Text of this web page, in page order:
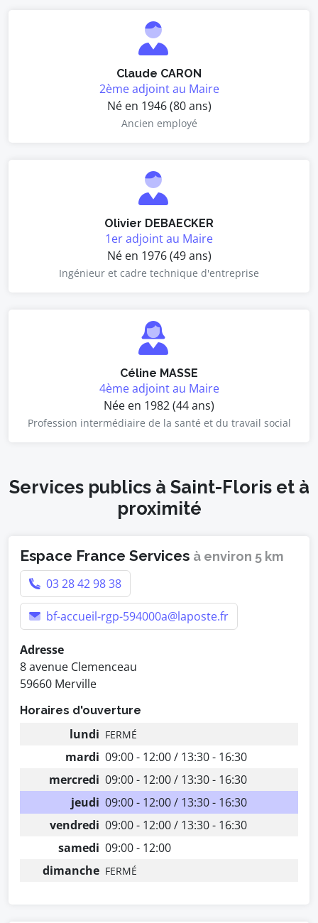
Claude CARON
2ème adjoint au Maire
Né en 1946 (80 ans)
Ancien employé
Olivier DEBAECKER
1er adjoint au Maire
Né en 1976 (49 ans)
Ingénieur et cadre technique d'entreprise
Céline MASSE
4ème adjoint au Maire
Née en 1982 (44 ans)
Profession intermédiaire de la santé et du travail social
Services publics à Saint-Floris et à
proximité
Espace France Services à environ 5 km
03 28 42 98 38
bf-accueil-rgp-594000a@laposte.fr
Adresse
8 avenue Clemenceau
59660 Merville
Horaires d'ouverture
lundi FERMÉ
mardi 09:00 - 12:00 / 13:30 - 16:30
mercredi 09:00 - 12:00 / 13:30 - 16:30
jeudi 09:00 - 12:00 / 13:30 - 16:30
vendredi 09:00 - 12:00 / 13:30 - 16:30
samedi 09:00 - 12:00
dimanche FERMÉ